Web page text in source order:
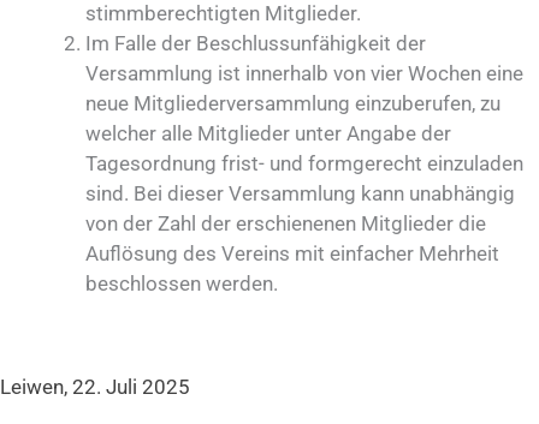
stimmberechtigten Mitglieder.
Im Falle der Beschlussunfähigkeit der
Versammlung ist innerhalb von vier Wochen eine
neue Mitgliederversammlung einzuberufen, zu
welcher alle Mitglieder unter Angabe der
Tagesordnung frist- und formgerecht einzuladen
sind. Bei dieser Versammlung kann unabhängig
von der Zahl der erschienenen Mitglieder die
Auflösung des Vereins mit einfacher Mehrheit
beschlossen werden.
Leiwen, 22. Juli 2025